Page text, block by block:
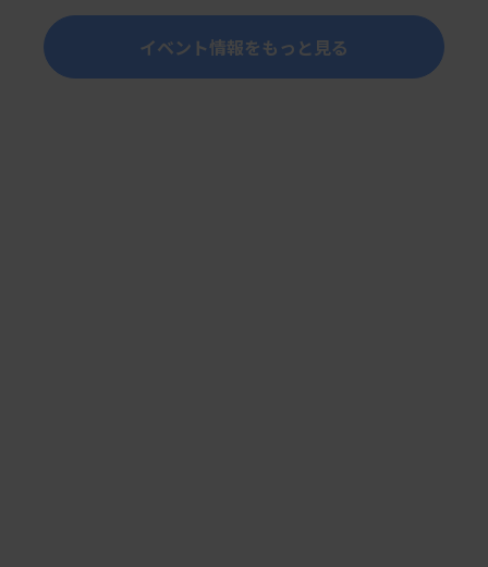
イベント情報をもっと見る